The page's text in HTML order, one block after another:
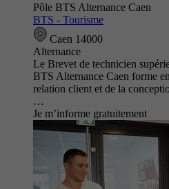
Pôle BTS Alternance Caen
BTS - Tourisme
Caen 14000
Alternance
Le Brevet de technicien
BTS Alternance Caen forme
relation client et de la
…
Je m’informe gratuitement